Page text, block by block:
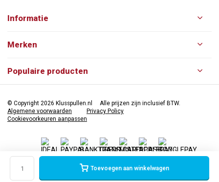
Toevoegen aan winkelwagen
Informatie
Merken
Populaire producten
© Copyright 2026 Klusspullen.nl
Alle prijzen zijn inclusief BTW.
Algemene voorwaarden
Privacy Policy
Cookievoorkeuren aanpassen